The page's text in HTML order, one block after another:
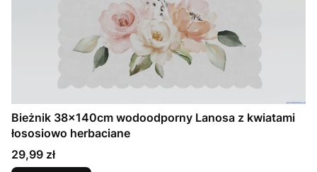
Bieżnik 38x140cm wodoodporny Lanosa z kwiatami
łososiowo herbaciane
Cena
29,99 zł